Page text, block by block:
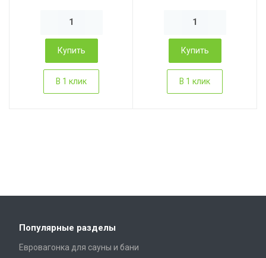
Купить
В 1 клик
Купить
В 1 клик
Популярные разделы
Евровагонка для сауны и бани